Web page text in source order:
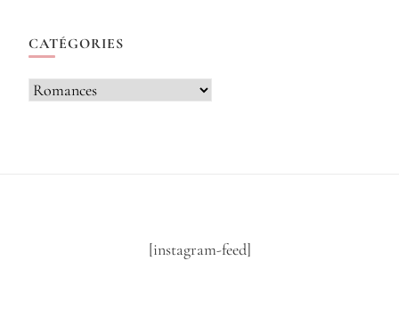
CATÉGORIES
Catégories
[instagram-feed]